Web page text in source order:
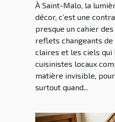
À Saint-Malo, la
décor, c’est une
presque un cahier
reflets changeants de
claires et les ciels qui
cuisinistes locaux
matière invisible,
surtout quand...